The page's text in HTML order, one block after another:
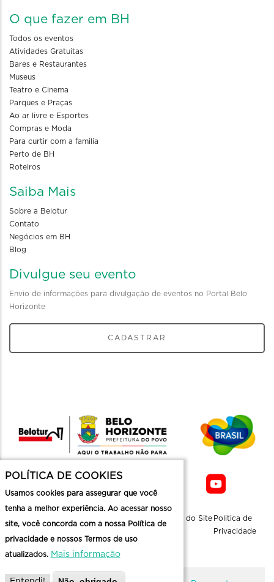
O que fazer em BH
Todos os eventos
Atividades Gratuitas
Bares e Restaurantes
Museus
Teatro e Cinema
Parques e Praças
Ao ar livre e Esportes
Compras e Moda
Para curtir com a familia
Perto de BH
Roteiros
Saiba Mais
Sobre a Belotur
Contato
Negócios em BH
Blog
Divulgue seu evento
Envio de informações para divulgação de eventos no Portal Belo
Horizonte
CADASTRAR
Mapa do Site Politica de
Privacidade
POLÍTICA DE COOKIES
Usamos cookies para assegurar que você
tenha a melhor experiência. Ao acessar nosso
site, você concorda com a nossa Política de
privacidade e nossos Termos de uso
atualizados. Mais informação